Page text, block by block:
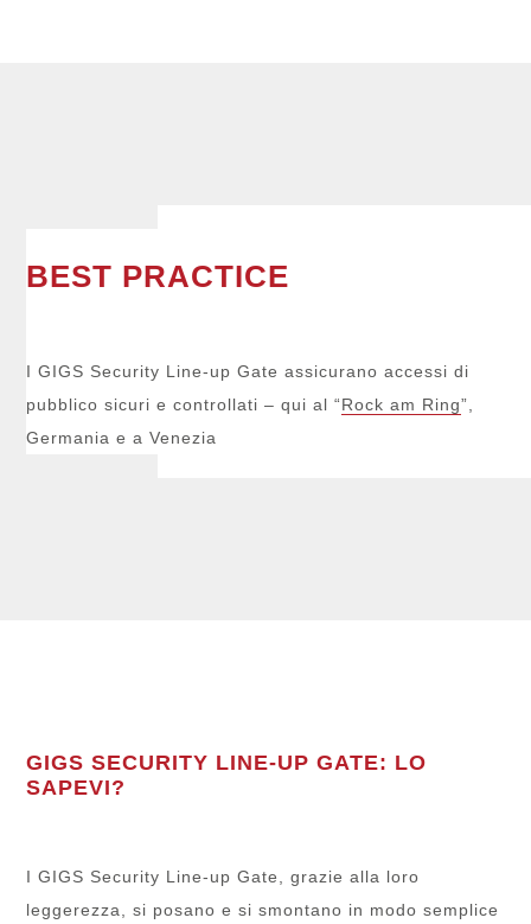
BEST PRACTICE
I GIGS Security Line-up Gate assicurano accessi di
pubblico sicuri e controllati – qui al “Rock am Ring”,
Germania e a Venezia
GIGS SECURITY LINE-UP GATE: LO
SAPEVI?
I GIGS Security Line-up Gate, grazie alla loro
leggerezza, si posano e si smontano in modo semplice